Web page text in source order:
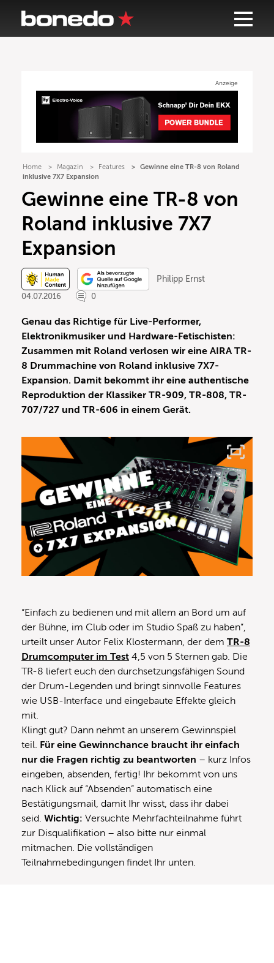
Anzeige
Home Magazin Features
Gewinne eine TR-8 von Roland
inklusive 7X7 Expansion
Gewinne eine TR-8 von
Roland inklusive 7X7
Expansion
Philipp Ernst
04.07.2016
0
Genau das Richtige für Live-Performer,
Elektronikmusiker und Hardware-Fetischisten:
Zusammen mit Roland verlosen wir eine AIRA TR-
8 Drummachine von Roland inklusive 7X7-
Expansion. Damit bekommt ihr eine authentische
Reproduktion der Klassiker TR-909, TR-808, TR-
707/727 und TR-606 in einem Gerät.
“Einfach zu bedienen und mit allem an Bord um auf
der Bühne, im Club oder im Studio Spaß zu haben”,
urteilt unser Autor Felix Klostermann, der dem TR-8
Drumcomputer im Test 4,5 von 5 Sternen gab. Die
TR-8 liefert euch den durchsetzungsfähigen Sound
der Drum-Legenden und bringt sinnvolle Features
wie USB-Interface und eingebaute Effekte gleich
mit.
Klingt gut? Dann nehmt an unserem Gewinnspiel
teil. Für eine Gewinnchance braucht ihr einfach
nur die Fragen richtig zu beantworten – kurz Infos
eingeben, absenden, fertig! Ihr bekommt von uns
nach Klick auf “Absenden” automatisch eine
Bestätigungsmail, damit Ihr wisst, dass ihr dabei
seid. Wichtig: Versuchte Mehrfachteilnahme führt
zur Disqualifikation – also bitte nur einmal
mitmachen. Die vollständigen
Teilnahmebedingungen findet Ihr unten.